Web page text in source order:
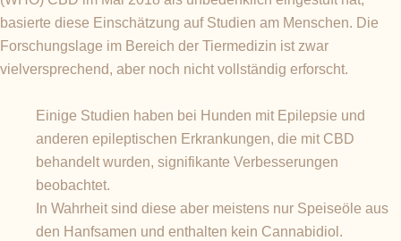
basierte diese Einschätzung auf Studien am Menschen. Die
Forschungslage im Bereich der Tiermedizin ist zwar
vielversprechend, aber noch nicht vollständig erforscht.
Einige Studien haben bei Hunden mit Epilepsie und
anderen epileptischen Erkrankungen, die mit CBD
behandelt wurden, signifikante Verbesserungen
beobachtet.
In Wahrheit sind diese aber meistens nur Speiseöle aus
den Hanfsamen und enthalten kein Cannabidiol.